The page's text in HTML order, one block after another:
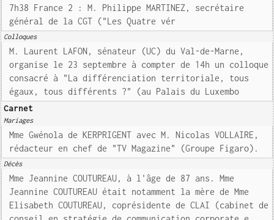
7h38 France 2 : M. Philippe MARTINEZ, secrétaire
général de la CGT ("Les Quatre vér
Colloques
M. Laurent LAFON, sénateur (UC) du Val-de-Marne,
organise le 23 septembre à compter de 14h un colloque
consacré à "La différenciation territoriale, tous
égaux, tous différents ?" (au Palais du Luxembo
Carnet
Mariages
Mme Gwénola de KERPRIGENT avec M. Nicolas VOLLAIRE,
rédacteur en chef de "TV Magazine" (Groupe Figaro).
Décès
Mme Jeannine COUTUREAU, à l'âge de 87 ans. Mme
Jeannine COUTUREAU était notamment la mère de Mme
Elisabeth COUTUREAU, coprésidente de CLAI (cabinet de